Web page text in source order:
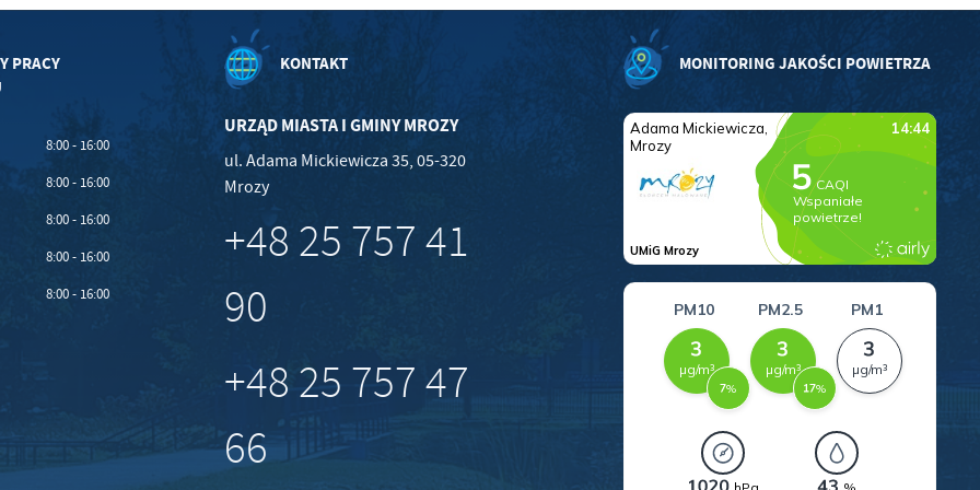
PRACY
8:00 - 16:00
8:00 - 16:00
8:00 - 16:00
8:00 - 16:00
8:00 - 16:00
KONTAKT
URZĄD MIASTA I GMINY MROZY
ul. Adama Mickiewicza 35, 05-320
Mrozy
+48 25 757 41
90
+48 25 757 47
66
MONITORING JAKOŚCI POWIETRZA